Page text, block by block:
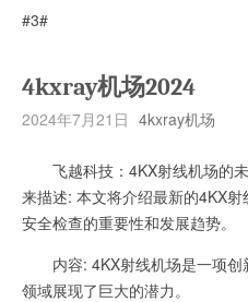
#3#
4kxray机场2024
2024年7月21日 4kxray机场
飞越科技：4KX射线机场的未
来描述: 本文将介绍最新的4KX
安全检查的重要性和发展趋势。
内容: 4KX射线机场是一项创
领域展现了巨大的潜力。